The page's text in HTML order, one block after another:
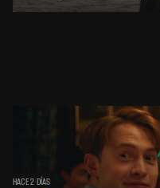
HACE 2 DÍAS